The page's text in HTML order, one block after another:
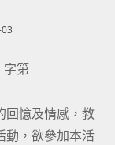
字第
回憶及情感，教
動，欲參加本活